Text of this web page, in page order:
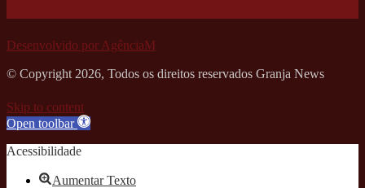
Desenvolvido por AgênciaM
© Copyright 2026, Todos os direitos reservados Granja News
Skip to content
Open toolbar
Acessibilidade
Aumentar Texto